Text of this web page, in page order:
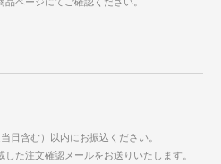
日含む）以内にお振込ください。
た注文確認メールをお送りいたします。